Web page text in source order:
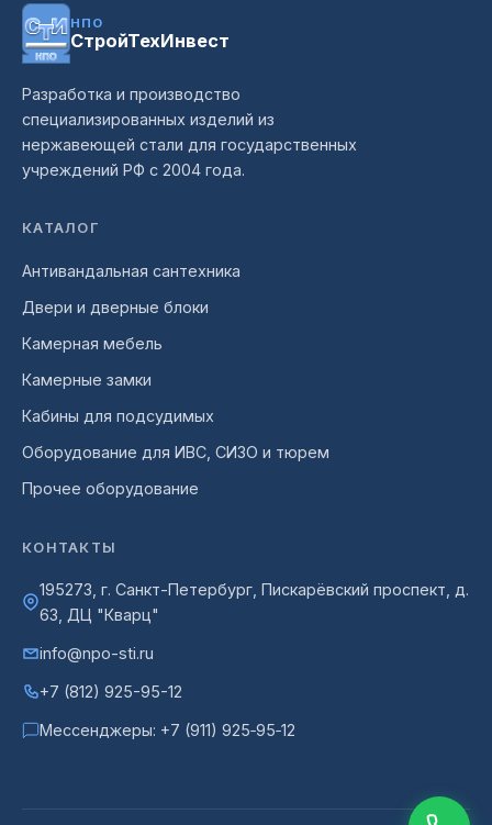
НПО
СтройТехИнвест
Разработка и производство
специализированных изделий из
нержавеющей стали для государственных
учреждений РФ с 2004 года.
КАТАЛОГ
Антивандальная сантехника
Двери и дверные блоки
Камерная мебель
Камерные замки
Кабины для подсудимых
Оборудование для ИВС, СИЗО и тюрем
Прочее оборудование
КОНТАКТЫ
195273, г. Санкт-Петербург, Пискарёвский проспект, д.
63, ДЦ "Кварц"
info@npo-sti.ru
+7 (812) 925-95-12
Мессенджеры: +7 (911) 925‑95‑12